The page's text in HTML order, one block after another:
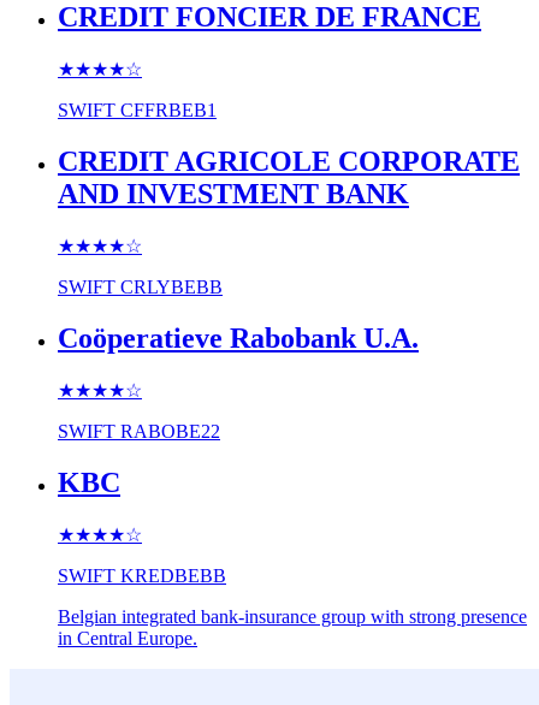
CREDIT FONCIER DE FRANCE
★★★★☆
SWIFT CFFRBEB1
CREDIT AGRICOLE CORPORATE
AND INVESTMENT BANK
★★★★☆
SWIFT CRLYBEBB
Coöperatieve Rabobank U.A.
★★★★☆
SWIFT RABOBE22
KBC
★★★★☆
SWIFT KREDBEBB
Belgian integrated bank-insurance group with strong presence
in Central Europe.